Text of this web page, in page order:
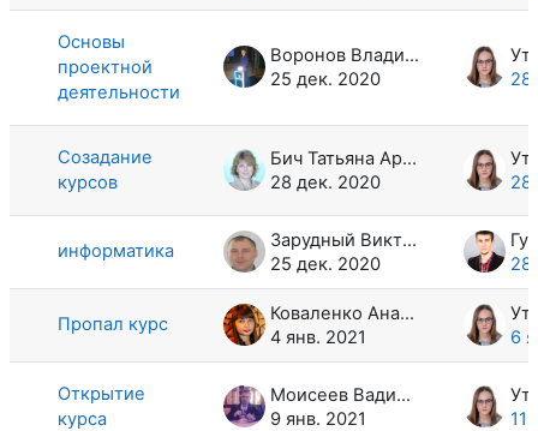
Основы
проектной
деятельности
Воронов Владимир Николаевич
25 дек. 2020
28
Созадание
курсов
Бич Татьяна Арсентьевна
28 дек. 2020
28
информатика
Зарудный Виктор Васильевич
25 дек. 2020
28
Пропал курс
Коваленко Анастасия Викторовна
4 янв. 2021
6
Открытие
курса
Моисеев Вадим Владимирович
9 янв. 2021
11